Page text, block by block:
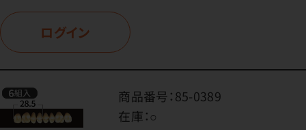
ログイン
商品番号：85-0389
在庫：○